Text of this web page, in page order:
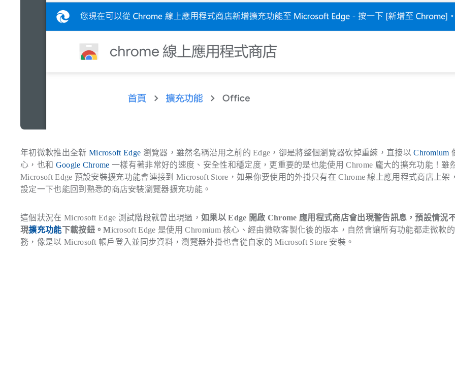
年初微軟推出全新 Microsoft Edge 瀏覽器，雖然名稱沿用之前的 Edge，卻是將整個瀏覽器砍掉重練，直接以Chromium
心，也和 Google Chrome 一樣有著非常好的速度、安全性和穩定度，更重要的是也能使用 Chrome 龐大的擴充功能！雖
Microsoft Edge 預設安裝擴充功能會連接到 Microsoft Store，如果你要使用的外掛只有在 Chrome 線上應用程式商店上架
設定一下也能回到熟悉的商店安裝瀏覽器擴充功能。
這個狀況在 Microsoft Edge 測試階段就曾出現過， 如果以 Edge 開啟 Chrome 應用程式商店會出現警告訊息，預設情況
現擴充功能下載按鈕。Microsoft Edge 是使用 Chromium 核心、經由微軟客製化後的版本，自然會讓所有功能都走微軟
務，像是以 Microsoft 帳戶登入並同步資料，瀏覽器外掛也會從自家的 Microsoft Store 安裝。